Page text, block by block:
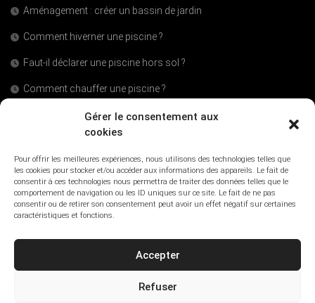
Gérer le consentement aux
cookies
Pour offrir les meilleures expériences, nous utilisons des technologies telles que
les cookies pour stocker et/ou accéder aux informations des appareils. Le fait de
consentir à ces technologies nous permettra de traiter des données telles que le
comportement de navigation ou les ID uniques sur ce site. Le fait de ne pas
consentir ou de retirer son consentement peut avoir un effet négatif sur certaines
caractéristiques et fonctions.
Accepter
Refuser
Aménagement : créer un bassin de jardin
Comment hiverner une piscine ?
Faut-il déclarer une piscine hors sol ?
Comment chauffer une piscine ?
Comment faire un jardin japonais ?
Quelle est la durée de vie d’une piscine ?
Quelle est la meilleure période pour semer les graines de gazon ?
Débroussailler son jardin : quels sont les bons outils ?
© 2025 Jardin Mobilier